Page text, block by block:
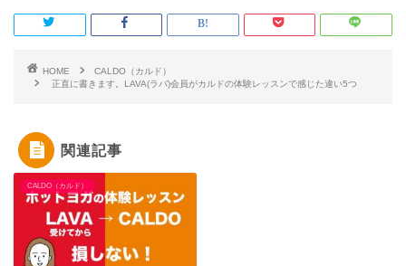
HOME
CALDO（カルド）
正直に書きます。LAVA(ラバ)会員がカルドの体験レッスンで感じた違い5つ
関連記事
CALDO（カルド）